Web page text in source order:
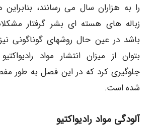
را به هزاران سال می رسانند،
زباله های هسته ای بشر گرفتار
باشد در عین حال روشهای گوناگونی
بتوان از میزان انتشار مواد
جلوگیری کرد که در این فصل به طور
شده است.
آلودگی مواد رادیواکتیو